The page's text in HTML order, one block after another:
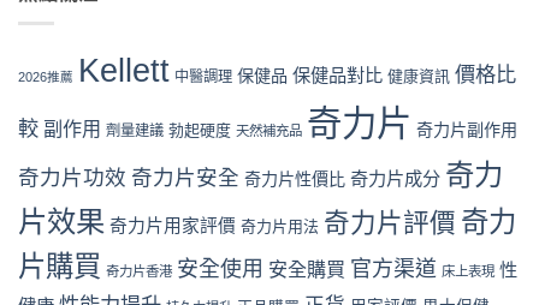
析〉
中
與
最
購
買
機〉
與
購
指
中
整
從
單
收
貨
一
次
看
本
保
品：
成
分、
功
效
與
用
2026推薦 Kellett 中醫調理 保健品 保健品對比 健康資訊 價格比
較 副作用 劑量建議 勃起硬度 天然補充品 奇力片 奇力片副作用
奇力片功效 奇力片安全 奇力片性價比 奇力片成分 奇力
片效果 奇力片用家評價 奇力片用法 奇力片評價 奇力
片購買 奇力片香港 安全使用 安全購買 官方渠道 床上表現 性